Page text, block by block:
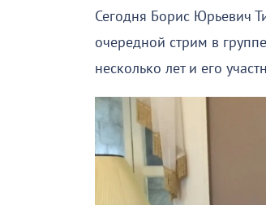
Сегодня Борис Юрьевич
очередной стрим в
несколько лет и его